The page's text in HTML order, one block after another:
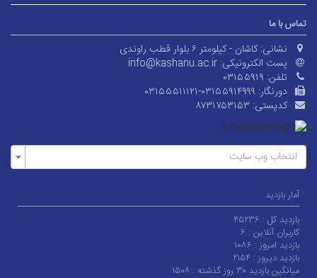
تماس با ما
نشانی: کاشان - کیلومتر ۶ بلوار قطب راوندی
پست الکترونیکی: info@kashanu.ac.ir
تلفن: ۰۳۱۵۵۹۱۹
دورنگار: ۰۳۱۵۵۵۱۱۱۲۱-۰۳۱۵۵۹۱۴۹۹۹
کدپستی: ۸۷۳۱۷۵۳۱۵۳
انتخاب وب سایت
آمار بازدید
بازدید کل : ۴۵۲۳۶
کاربران آنلاین : ۶
بازدید امروز : ۱۰۸۶
بازدید دیروز : ۲۱۵۴
میانگین بازدید ۳۰ روز گذشته :
۱۵۰۸